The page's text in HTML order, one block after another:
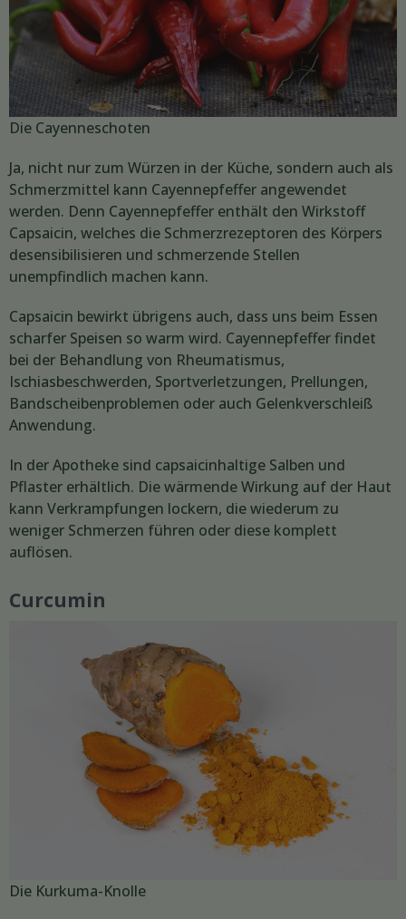
Die Cayenneschoten
Ja, nicht nur zum Würzen in der Küche, sondern auch als
Schmerzmittel kann Cayennepfeffer angewendet
werden. Denn Cayennepfeffer enthält den Wirkstoff
Capsaicin, welches die Schmerzrezeptoren des Körpers
desensibilisieren und schmerzende Stellen
unempfindlich machen kann.
Capsaicin bewirkt übrigens auch, dass uns beim Essen
scharfer Speisen so warm wird. Cayennepfeffer findet
bei der Behandlung von Rheumatismus,
Ischiasbeschwerden, Sportverletzungen, Prellungen,
Bandscheibenproblemen oder auch Gelenkverschleiß
Anwendung.
In der Apotheke sind capsaicinhaltige Salben und
Pflaster erhältlich. Die wärmende Wirkung auf der Haut
kann Verkrampfungen lockern, die wiederum zu
weniger Schmerzen führen oder diese komplett
auflösen.
Curcumin
Die Kurkuma-Knolle